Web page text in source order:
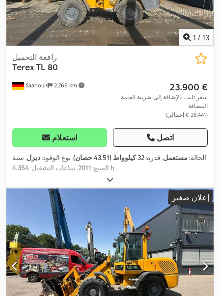
1 / 13
Saarlouis 2.266 km
رافعة التحميل
TerexTL 80
‏23.900 €
سعر ثابت بالإضافة إلى ضريبة القيمة
المضافة
(‏28.441 € إجمالي)
استعلام اتصل
الحالة: مستعمل, قدرة:32 كيلوواط (43,51 حصان) , نوع الوقود:ديزل, سنة
الصنع: 2011, ساعات التشغيل: 4.354 h,
إعلان صغير